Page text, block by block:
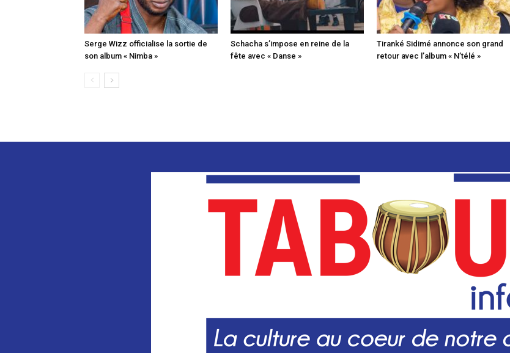
Serge Wizz officialise la sortie de
son album « Nimba »
Schacha s’impose en reine de la
fête avec « Danse »
Tiranké Sidimé annonce son grand
retour avec l’album « N’télé »